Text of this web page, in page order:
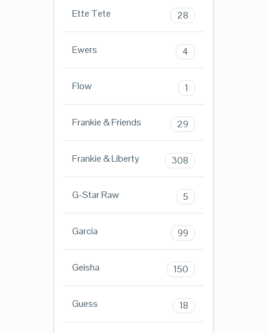
Ette Tete 28
Ewers 4
Flow 1
Frankie & Friends 29
Frankie & Liberty 308
G-Star Raw 5
Garcia 99
Geisha 150
Guess 18